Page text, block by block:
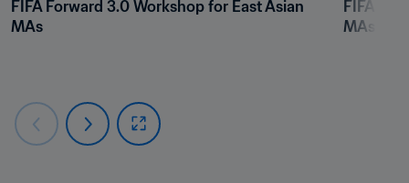
FIFA Forward 3.0 Workshop for East Asian
MAs
FIFA
MAs